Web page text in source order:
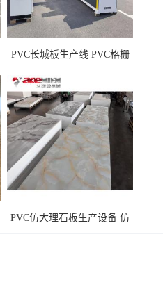
PVC长城板生产线 PVC格栅
PVC仿大理石板生产设备 仿